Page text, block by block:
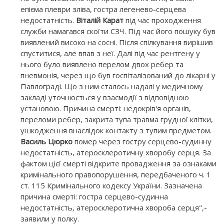
епієма плеври зліва, гостра легенево-серцева
недостатність. Віталій Карат під час проходження
служби намагався скоїти СЗЧ. Під час його пошуку був
виявлений високо на сосні. Після спілкування вирішив
спуститися, але впав з неї. Далі під час рентгену у
нього було виявлено перелом двох ребер та
пневмонія, через що був госпіталізований до лікарні у
Павлограді. Що з ним сталось надалі у медичному
закладі уточнюється у взаємодії з відповідною
установою. Причина смерті: недокрів'я органів,
переломи ребер, закрита тупа травма грудної клітки,
ушкодження внаслідок контакту з тупим предметом.
Василь Цюрко помер через гостру серцево-судинну
недостатність, атеросклеротичну хворобу серця. За
фактом цієї смерті відкрите провадження за ознаками
кримінального правопорушення, передбаченого ч. 1
ст. 115 Кримінального кодексу України. Зазначена
причина смерті: гостра серцево-судинна
недостатність, атеросклеротична хвороба серця",-
заявили у полку.